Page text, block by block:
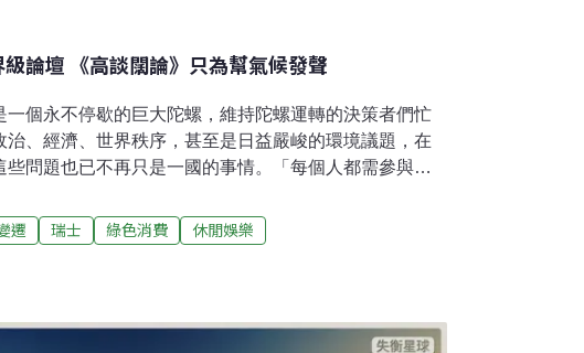
論壇 《高談闊論》只為幫氣候發聲
一個永不停歇的巨大陀螺，維持陀螺運轉的決策者們忙
治、經濟、世界秩序，甚至是日益嚴峻的環境議題，在
些問題也已不再只是一國的事情。「每個人都需參與其
不創造一個平台，讓所有利害關係中的人見面？商業
家等，這就是達沃斯的創建由來。」世界經濟論壇執
斯施瓦布（Klaus Schwab）說。鏡頭下的世界級論壇
創立，總部設立於瑞士日內瓦，該論壇致力於改善世
遷 瑞士 綠色消費
休閒娛樂